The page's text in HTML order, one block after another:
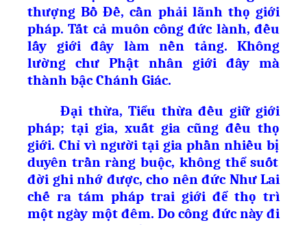
thượng Bồ Đề, cần phải lãnh thọ giới
pháp. Tất cảmuôn công đức lành, đều
lấy giới đây làm nền tảng. Không
lường chư Phật nhân giới đây mà
thành bậc Chánh Giác.
Đại thừa, Tiểu thừa đều giữgiới
pháp; tại gia, xuất gia cũng đều thọ
giới. Chỉ vì người tại gia phần nhiều bị
duyên trần ràng buộc, không thểsuốt
đời ghi nhớ được, cho nên đức NhưLai
chế ra tám pháp trai giới để thọ trì
một ngày một đêm. Do công đức này đi